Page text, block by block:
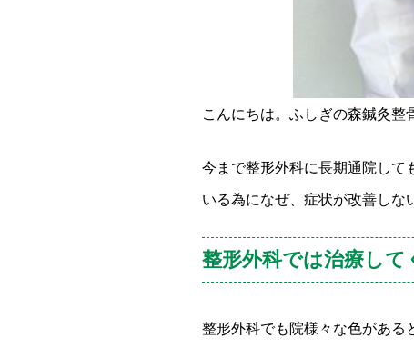
こんにちは。ふしぎの森鍼灸整
今まで整形外科に長期通院して
いる為になぜ、症状が改善しな
整形外科では治療して
整形外科でも院様々な色がある